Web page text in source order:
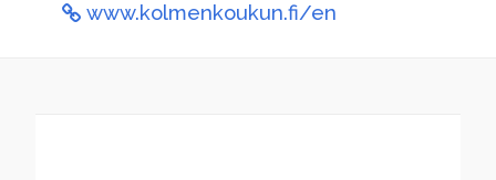
www.kolmenkoukun.fi/en